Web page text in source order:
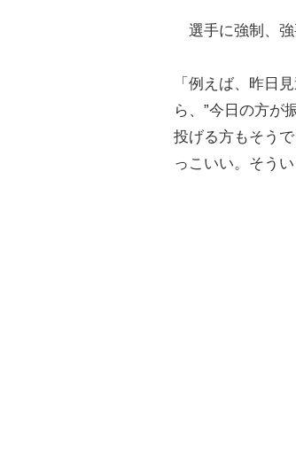
選手に強制、強
「例えば、昨日
ら、”今日の方が
投げる方もそう
っこいい。そう